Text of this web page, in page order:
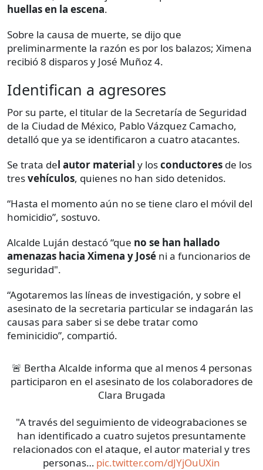
huellas en la escena.
Sobre la causa de muerte, se dijo que
preliminarmente la razón es por los balazos; Ximena
recibió 8 disparos y José Muñoz 4.
Identifican a agresores
Por su parte, el titular de la Secretaría de Seguridad
de la Ciudad de México, Pablo Vázquez Camacho,
detalló que ya se identificaron a cuatro atacantes.
Se trata del autor material y losconductores de los
tresvehículos, quienes no han sido detenidos.
“Hasta el momento aún no se tiene claro el móvil del
homicidio”, sostuvo.
Alcalde Luján destacó “que no se han hallado
amenazas hacia Ximena y José ni a funcionarios de
seguridad".
“Agotaremos las líneas de investigación, y sobre el
asesinato de la secretaria particular se indagarán las
causas para saber si se debe tratar como
feminicidio”, compartió.
🚨 Bertha Alcalde informa que al menos 4 personas
participaron en el asesinato de los colaboradores de
Clara Brugada
"A través del seguimiento de videograbaciones se
han identificado a cuatro sujetos presuntamente
relacionados con el ataque, el autor material y tres
personas… pic.twitter.com/dJYjOuUXin